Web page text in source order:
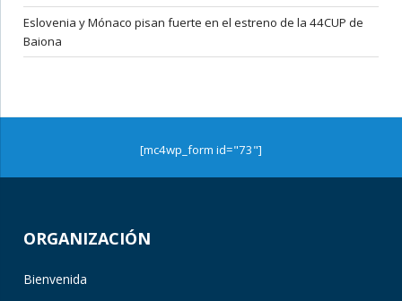
Eslovenia y Mónaco pisan fuerte en el estreno de la 44CUP de
Baiona
[mc4wp_form id="73"]
ORGANIZACIÓN
Bienvenida